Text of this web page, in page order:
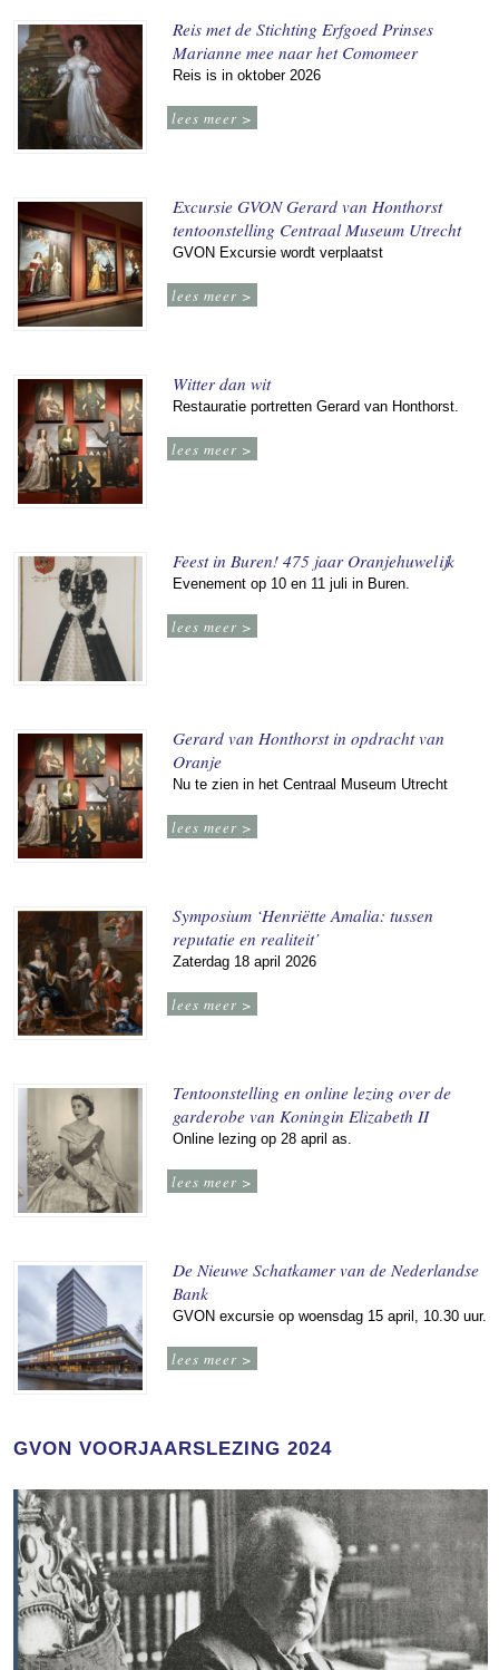
Reis met de Stichting Erfgoed Prinses
Marianne mee naar het Comomeer
Reis is in oktober 2026
lees meer >
Excursie GVON Gerard van Honthorst
tentoonstelling Centraal Museum Utrecht
GVON Excursie wordt verplaatst
lees meer >
Witter dan wit
Restauratie portretten Gerard van Honthorst.
lees meer >
Feest in Buren! 475 jaar Oranjehuwelijk
Evenement op 10 en 11 juli in Buren.
lees meer >
Gerard van Honthorst in opdracht van
Oranje
Nu te zien in het Centraal Museum Utrecht
lees meer >
Symposium ‘Henriëtte Amalia: tussen
reputatie en realiteit’
Zaterdag 18 april 2026
lees meer >
Tentoonstelling en online lezing over de
garderobe van Koningin Elizabeth II
Online lezing op 28 april as.
lees meer >
De Nieuwe Schatkamer van de Nederlandse
Bank
GVON excursie op woensdag 15 april, 10.30 uur.
lees meer >
GVON VOORJAARSLEZING 2024